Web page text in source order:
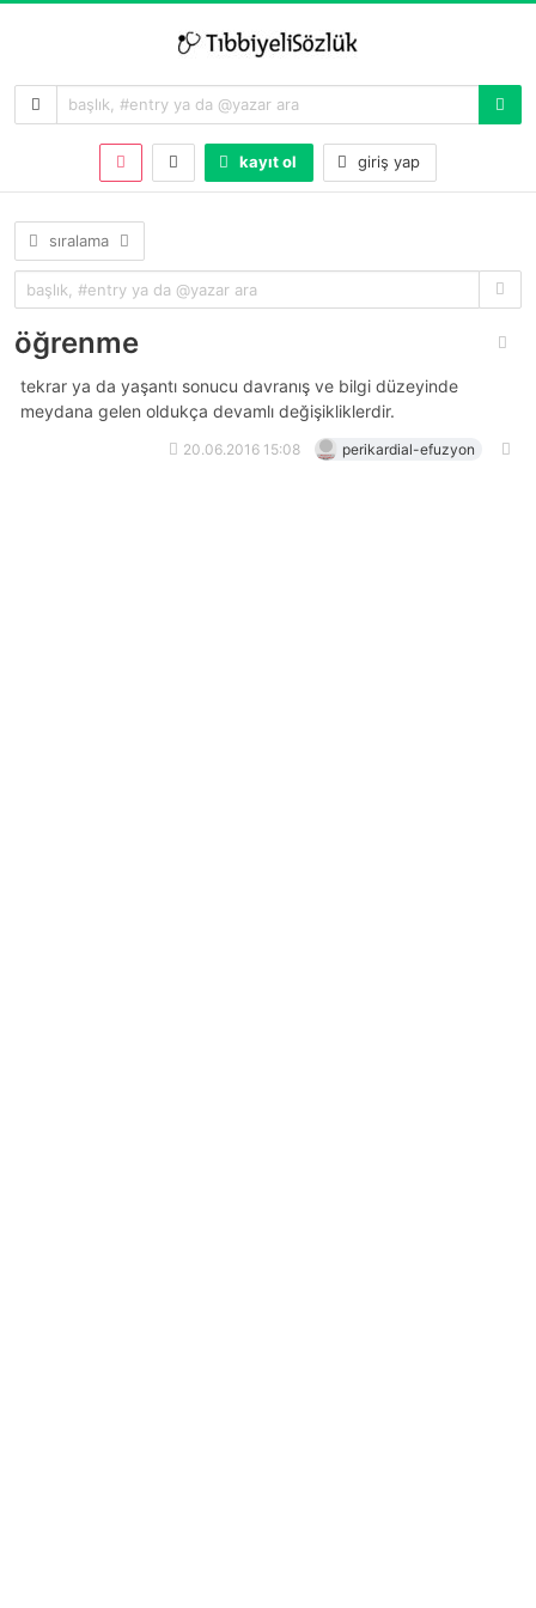
kayıt ol giriş yap
sıralama
öğrenme
tekrar ya da yaşantı sonucu davranış ve bilgi düzeyinde
meydana gelen oldukça devamlı değişikliklerdir.
20.06.2016 15:08 perikardial-efuzyon